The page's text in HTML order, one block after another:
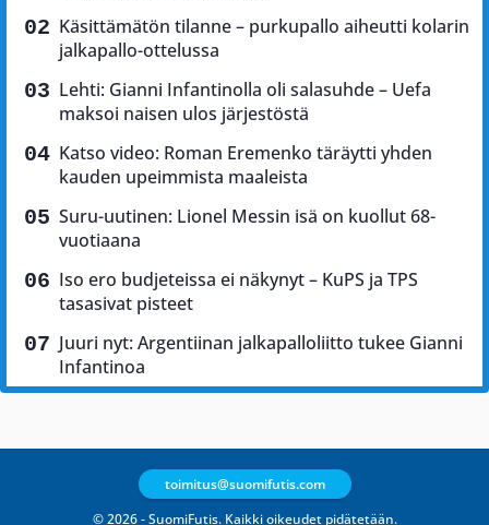
Käsittämätön tilanne – purkupallo aiheutti kolarin
jalkapallo-ottelussa
Lehti: Gianni Infantinolla oli salasuhde – Uefa
maksoi naisen ulos järjestöstä
Katso video: Roman Eremenko täräytti yhden
kauden upeimmista maaleista
Suru-uutinen: Lionel Messin isä on kuollut 68-
vuotiaana
Iso ero budjeteissa ei näkynyt – KuPS ja TPS
tasasivat pisteet
Juuri nyt: Argentiinan jalkapalloliitto tukee Gianni
Infantinoa
© 2026 - SuomiFutis. Kaikki oikeudet pidätetään.
toimitus@suomifutis.com